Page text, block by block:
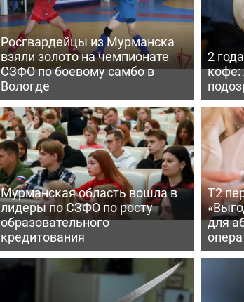
Росгвардейцы из Мурманска
взяли золото на чемпионате
СЗФО по боевому самбо в
Вологде
2
кофе:
Мурманская область вошла в
лидеры по СЗФО по росту
образовательного
кредитования
Т2
для